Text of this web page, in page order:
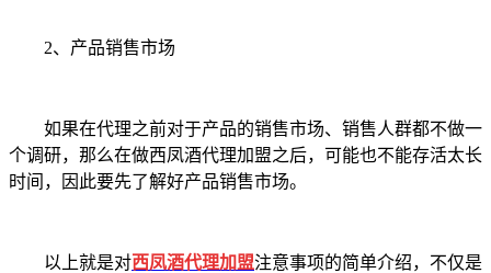
2、产品销售市场
如果在代理之前对于产品的销售市场、销售人群都不做一
个调研，那么在做西凤酒代理加盟之后，可能也不能存活太长
时间，因此要先了解好产品销售市场。
以上就是对西凤酒代理加盟注意事项的简单介绍，不仅是